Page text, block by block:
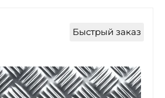
Быстрый заказ